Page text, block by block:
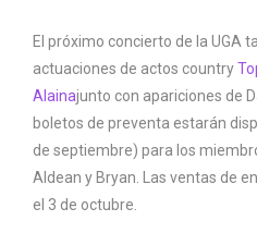
El próximo concierto de la UGA
actuaciones de actos country
Alainajunto con apariciones de
boletos de preventa estarán
de septiembre) para los
Aldean y Bryan. Las ventas de
el 3 de octubre.